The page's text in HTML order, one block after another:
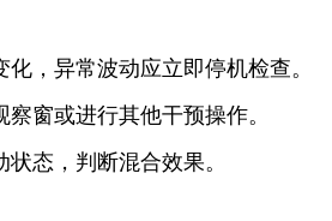
，异常波动应立即停机检查。
窗或进行其他干预操作。
态，判断混合效果。